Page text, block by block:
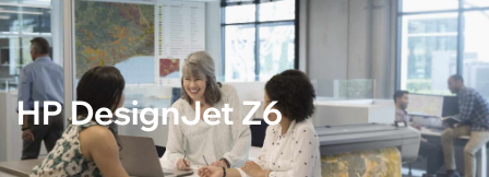
HP DesignJet Z6